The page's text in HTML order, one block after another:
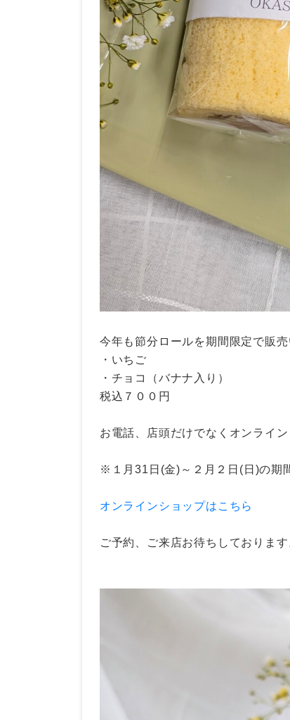
今年も節分ロールを期間限定で販売
・いちご
・チョコ（バナナ入り）
税込７００円
お電話、店頭だけでなくオンライ
※１月31日(金)～２月２日(日)の期
オンラインショップはこちら
ご予約、ご来店お待ちしております